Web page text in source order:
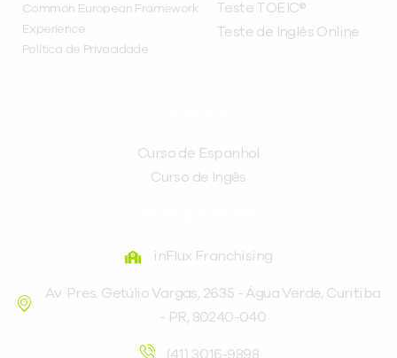
Common European Framework
Experience
Política de Privacidade
Teste TOEIC®
Teste de Inglês Online
Curso de Espanhol
Curso de Ingês
inFlux Franchising
Av. Pres. Getúlio Vargas, 2635 - Água Verde, Curitiba
- PR, 80240-040
(41) 3016-9898